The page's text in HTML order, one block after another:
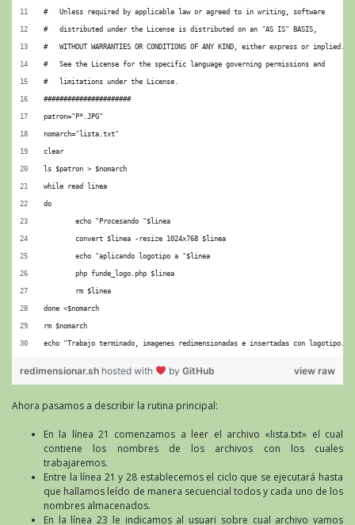
#   Unless required by applicable law or agreed to in writing, software
#   distributed under the License is distributed on an "AS IS" BASIS,
#   WITHOUT WARRANTIES OR CONDITIONS OF ANY KIND, either express or implied.
#   See the License for the specific language governing permissions and
#   limitations under the License.
######################
patron="P*.JPG"
nomarch="lista.txt"
clear
ls $patron > $nomarch
while read linea
do
        echo "Procesando "$linea
        convert $linea -resize 1024x768 $linea
        echo "aplicando logotipo a "$linea
        php funde_logo.php $linea
        rm $linea
done <$nomarch
rm $nomarch
echo "Trabajo terminado, imagenes redimensionadas e insertadas con logotipo."
view raw
redimensionar.sh hosted with by GitHub
Ahora pasamos a describir la rutina principal:
En la línea 21 comenzamos a leer el archivo «lista.txt» el cual
contiene los nombres de los archivos con los cuales
trabajaremos.
Entre la línea 21 y 28 establecemos el ciclo que se ejecutará hasta
que hallamos leído de manera secuencial todos y cada uno de los
nombres almacenados.
En la línea 23 le indicamos al usuari sobre cual archivo vamos